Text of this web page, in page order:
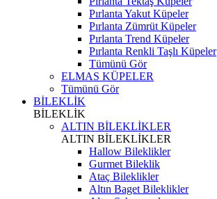
Pırlanta Yakut Küpeler
Pırlanta Zümrüt Küpeler
Pırlanta Trend Küpeler
Pırlanta Renkli Taşlı Küpeler
Tümünü Gör
ELMAS KÜPELER
Tümünü Gör
BİLEKLİK
BİLEKLİK
ALTIN BİLEKLİKLER
ALTIN BİLEKLİKLER
Hallow Bileklikler
Gurmet Bileklik
Ataç Bileklikler
Altın Baget Bileklikler